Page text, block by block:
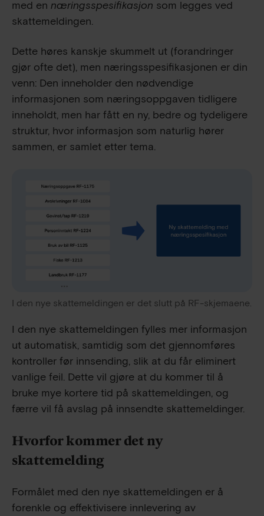
med en næringsspesifikasjon som legges ved
skattemeldingen.
Dette høres kanskje skummelt ut (forandringer
gjør ofte det), men næringsspesifikasjonen er din
venn: Den inneholder den nødvendige
informasjonen som næringsoppgaven tidligere
inneholdt, men har fått en ny, bedre og tydeligere
struktur, hvor informasjon som naturlig hører
sammen, er samlet etter tema.
I den nye skattemeldingen er det slutt på RF-skjemaene.
I den nye skattemeldingen fylles mer informasjon
ut automatisk, samtidig som det gjennomføres
kontroller før innsending, slik at du får eliminert
vanlige feil. Dette vil gjøre at du kommer til å
bruke mye kortere tid på skattemeldingen, og
færre vil få avslag på innsendte skattemeldinger.
Hvorfor kommer det ny
skattemelding
Formålet med den nye skattemeldingen er å
forenkle og effektivisere innlevering av